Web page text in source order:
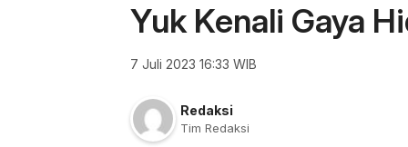
Yuk Kenali Gaya
7 Juli 2023 16:33 WIB
Redaksi
Tim Redaksi